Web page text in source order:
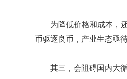
为降低价格和成本，还
币驱逐良币，产业生态亟待
其三，会阻碍国内大循